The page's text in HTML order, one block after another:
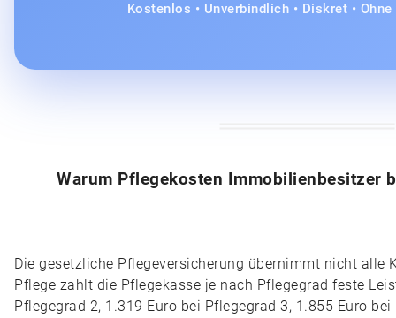
Kostenlos • Unverbindlich • Diskret •
Warum Pflegekosten Immobilienbesitzer
Die gesetzliche Pflegeversicherung übernimmt nicht alle
Pflege zahlt die Pflegekasse je nach Pflegegrad feste
Pflegegrad 2, 1.319 Euro bei Pflegegrad 3, 1.855 Euro